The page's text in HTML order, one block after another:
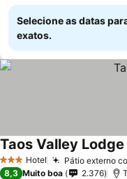
Selecione as datas
exatos.
3 EstrelasHotel Pátio externo
Taos Valley Lodge
8,3 Muito boa 2.376